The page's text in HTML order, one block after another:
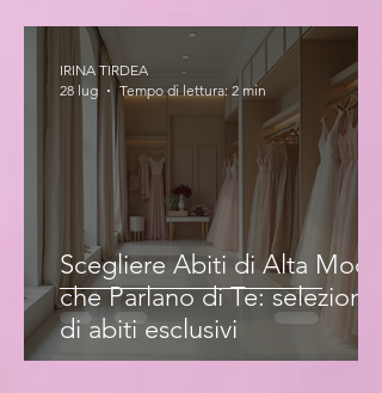
Scegliere Abiti di Alta Moda
che Parlano di Te: selezione
di abiti esclusivi
IRINA TIRDEA
28 lug
Tempo di lettura: 2 min